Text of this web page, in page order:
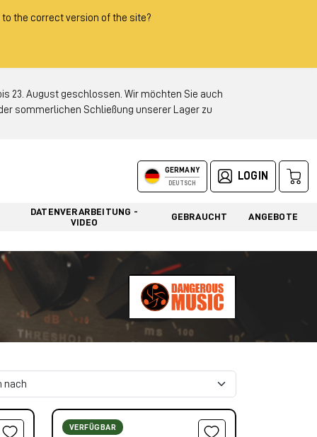
the correct version of the site?
bis 23. August geschlossen. Wir möchten Sie auch
sommerlichen Schließung unserer Lager zu
GERMANY
DEUTSCH
LOGIN
DATENVERARBEITUNG -
VIDEO
GEBRAUCHT ANGEBOTE
VERFÜGBAR